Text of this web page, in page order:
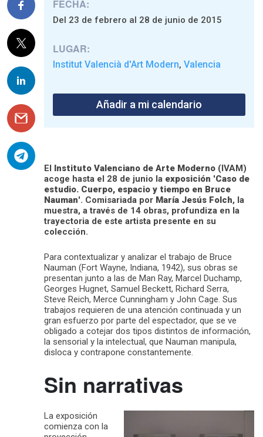
FECHA:
Del 23 de febrero al 28 de junio de 2015
LUGAR:
Institut Valencià d'Art Modern, Valencia
Añadir a mi calendario
El Instituto Valenciano de Arte Moderno (IVAM)
acoge hasta el 28 de junio la exposición 'Caso de
estudio. Cuerpo, espacio y tiempo en Bruce
Nauman'. Comisariada por María Jesús Folch, la
muestra, a través de 14 obras, profundiza en la
trayectoria de este artista presente en su
colección.
Para contextualizar y analizar el trabajo de Bruce
Nauman (Fort Wayne, Indiana, 1942), sus obras se
presentan junto a las de Man Ray, Marcel Duchamp,
Georges Hugnet, Samuel Beckett, Richard Serra,
Steve Reich, Merce Cunningham y John Cage. Sus
trabajos requieren de una atención continuada y un
gran esfuerzo por parte del espectador, que se ve
obligado a cotejar dos tipos distintos de información,
la sensorial y la intelectual, que Nauman manipula,
disloca y contrapone constantemente.
Sin narrativas
La exposición
comienza con la